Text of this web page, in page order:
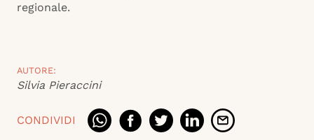
regionale.
AUTORE:
Silvia Pieraccini
CONDIVIDI